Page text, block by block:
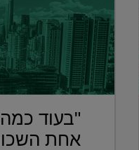
"בעוד
אחת